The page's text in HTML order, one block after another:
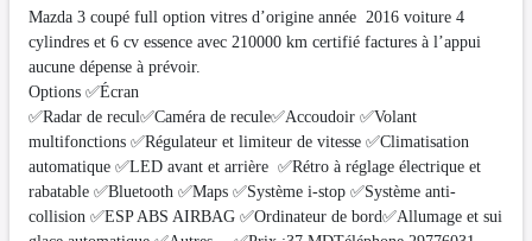
Mazda 3 coupé full option vitres d’origine année 2016 voiture 4
cylindres et 6 cv essence avec 210000 km certifié factures à l’appui
aucune dépense à prévoir.
Options ✅Écran
✅Radar de recul✅Caméra de recule✅Accoudoir ✅Volant
multifonctions ✅Régulateur et limiteur de vitesse ✅Climatisation
automatique ✅LED avant et arrière ✅Rétro à réglage électrique et
rabatable ✅Bluetooth ✅Maps ✅Système i-stop ✅Système anti-
collision ✅ESP ABS AIRBAG ✅Ordinateur de bord✅Allumage et sui